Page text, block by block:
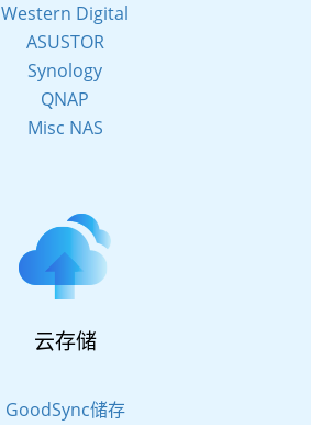
Western Digital
ASUSTOR
Synology
QNAP
Misc NAS
云存储
GoodSync储存